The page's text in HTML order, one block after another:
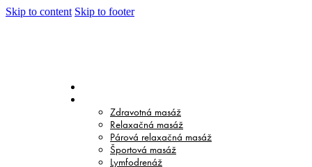
Skip to content Skip to footer
Zdravotná masáž
Relaxačná masáž
Párová relaxačná masáž
Športová masáž
Lymfodrenáž